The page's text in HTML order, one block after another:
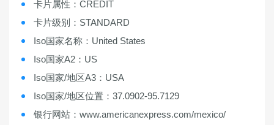
卡片属性：CREDIT
卡片级别：STANDARD
Iso国家名称：United States
Iso国家A2：US
Iso国家/地区A3：USA
Iso国家/地区位置：37.0902-95.7129
银行网站：www.americanexpress.com/mexico/